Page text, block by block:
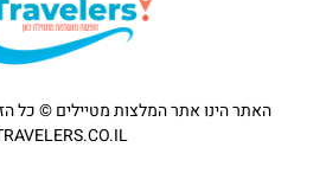
האתר הינו אתר המלצות מטיילים © כל